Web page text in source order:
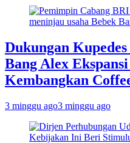
Dukungan
Bang Alex
Kembangkan
3 minggu ago3 minggu ago